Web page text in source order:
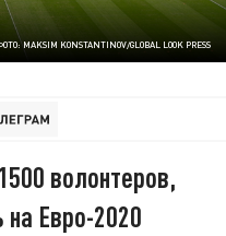
MAKSIM KONSTANTINOV/GLOBAL LOOK PRESS
волонтеров,
Евро-2020